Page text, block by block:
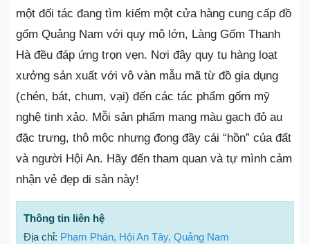
một đối tác đang tìm kiếm một cửa hàng cung cấp đồ
gốm Quảng Nam với quy mô lớn, Làng Gốm Thanh
Hà đều đáp ứng trọn vẹn. Nơi đây quy tụ hàng loạt
xưởng sản xuất với vô vàn mẫu mã từ đồ gia dụng
(chén, bát, chum, vại) đến các tác phẩm gốm mỹ
nghệ tinh xảo. Mỗi sản phẩm mang màu gạch đỏ au
đặc trưng, thô mộc nhưng đong đầy cái “hồn” của đất
và người Hội An. Hãy đến tham quan và tự mình cảm
nhận vẻ đẹp di sản này!
Thông tin liên hệ
Địa chỉ: Phạm Phán, Hội An Tây, Quảng Nam